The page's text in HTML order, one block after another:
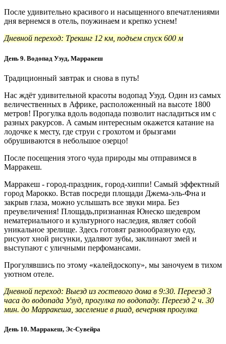
После удивительно красивого и насыщенного впечатлениями
дня вернемся в отель, поужинаем и крепко уснем!
Дневной переход: Трекинг 12 км, подъем спуск 600 м
День 9. Водопад Узуд, Марракеш
Традиционный завтрак и снова в путь!
Нас ждёт удивительной красоты водопад Узуд. Один из самых
величественных в Африке, расположенный на высоте 1800
метров! Прогулка вдоль водопада позволит насладиться им с
разных ракурсов. А самым интересным окажется катание на
лодочке к месту, где струи с грохотом и брызгами
обрушиваются в небольшое озерцо!
После посещения этого чуда природы мы отправимся в
Марракеш.
Марракеш - город-праздник, город-хиппи! Самый эффектный
город Марокко. Встав посреди площади Джема-эль-Фна и
закрыв глаза, можно услышать все звуки мира. Без
преувеличения! Площадь,признанная Юнеско шедевром
нематериального и культурного наследия, являет собой
уникальное зрелище. Здесь готовят разнообразную еду,
рисуют хной рисунки, удаляют зубы, заклинают змей и
выступают с уличными перфомансами.
Прогулявшись по этому «калейдоскопу», мы заночуем в тихом
уютном отеле.
Дневной переход: Выезд из гостевого дома в 9:30. Переезд 3
часа до водопада Узуд, прогулка по водопаду. Переезд 2 ч. 30
мин. до Марракеша, заселение в риад, вечерняя прогулка
День 10. Марракеш, Эс-Сувейра